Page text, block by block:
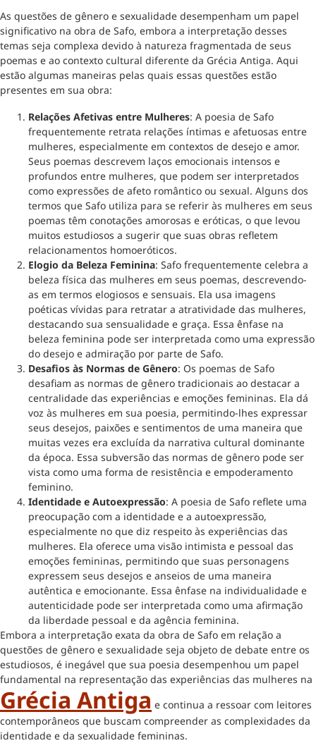
As questões de gênero e sexualidade desempenham um papel
significativo na obra de Safo, embora a interpretação desses
temas seja complexa devido à natureza fragmentada de seus
poemas e ao contexto cultural diferente da Grécia Antiga. Aqui
estão algumas maneiras pelas quais essas questões estão
presentes em sua obra:
Relações Afetivas entre Mulheres: A poesia de Safo
frequentemente retrata relações íntimas e afetuosas entre
mulheres, especialmente em contextos de desejo e amor.
Seus poemas descrevem laços emocionais intensos e
profundos entre mulheres, que podem ser interpretados
como expressões de afeto romântico ou sexual. Alguns dos
termos que Safo utiliza para se referir às mulheres em seus
poemas têm conotações amorosas e eróticas, o que levou
muitos estudiosos a sugerir que suas obras refletem
relacionamentos homoeróticos.
Elogio da Beleza Feminina: Safo frequentemente celebra a
beleza física das mulheres em seus poemas, descrevendo-
as em termos elogiosos e sensuais. Ela usa imagens
poéticas vívidas para retratar a atratividade das mulheres,
destacando sua sensualidade e graça. Essa ênfase na
beleza feminina pode ser interpretada como uma expressão
do desejo e admiração por parte de Safo.
Desafios às Normas de Gênero: Os poemas de Safo
desafiam as normas de gênero tradicionais ao destacar a
centralidade das experiências e emoções femininas. Ela dá
voz às mulheres em sua poesia, permitindo-lhes expressar
seus desejos, paixões e sentimentos de uma maneira que
muitas vezes era excluída da narrativa cultural dominante
da época. Essa subversão das normas de gênero pode ser
vista como uma forma de resistência e empoderamento
feminino.
Identidade e Autoexpressão: A poesia de Safo reflete uma
preocupação com a identidade e a autoexpressão,
especialmente no que diz respeito às experiências das
mulheres. Ela oferece uma visão intimista e pessoal das
emoções femininas, permitindo que suas personagens
expressem seus desejos e anseios de uma maneira
autêntica e emocionante. Essa ênfase na individualidade e
autenticidade pode ser interpretada como uma afirmação
da liberdade pessoal e da agência feminina.
Embora a interpretação exata da obra de Safo em relação a
questões de gênero e sexualidade seja objeto de debate entre os
estudiosos, é inegável que sua poesia desempenhou um papel
fundamental na representação das experiências das mulheres na
Grécia Antiga e continua a ressoar com leitores
contemporâneos que buscam compreender as complexidades da
identidade e da sexualidade femininas.